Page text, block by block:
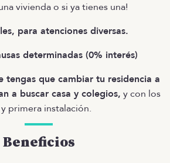
vivienda o si ya tienes una!
para atenciones diversas.
determinadas (0% interés)
tengas que cambiar tu residencia a
a buscar casa y colegios, y con los
primera instalación.
Beneficios